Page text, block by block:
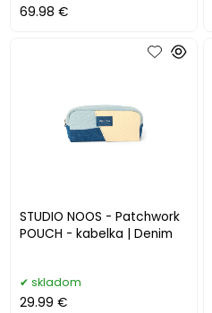
69.98 €
STUDIO NOOS - Patchwork
POUCH - kabelka | Denim
skladom
29.99 €